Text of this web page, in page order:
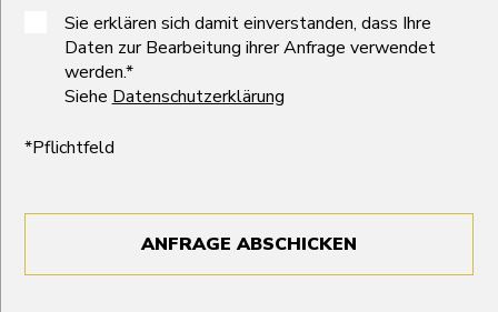
Sie erklären sich damit einverstanden, dass Ihre
Daten zur Bearbeitung ihrer Anfrage verwendet
werden.*
Siehe Datenschutzerklärung
*Pflichtfeld
ANFRAGE ABSCHICKEN